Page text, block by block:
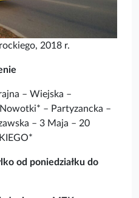
2018 r.
– Wiejska –
– Partyzancka –
– 3 Maja – 20
od poniedziałku do